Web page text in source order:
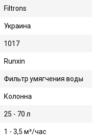
Filtrons
Украина
1017
Runxin
Фильтр умягчения воды
Колонна
25 - 70 л
1 - 3,5 м³/час